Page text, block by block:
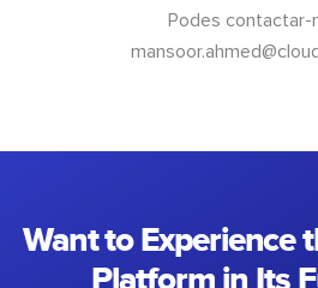
Podes contactar-
Want to Experience